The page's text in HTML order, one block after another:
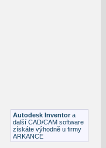
Autodesk Inventor a
další CAD/CAM software
získáte výhodně u firmy
ARKANCE